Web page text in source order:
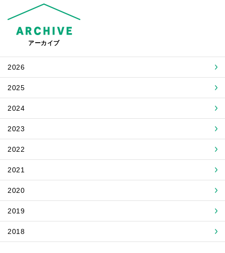
アーカイブ
2026
2025
2024
2023
2022
2021
2020
2019
2018